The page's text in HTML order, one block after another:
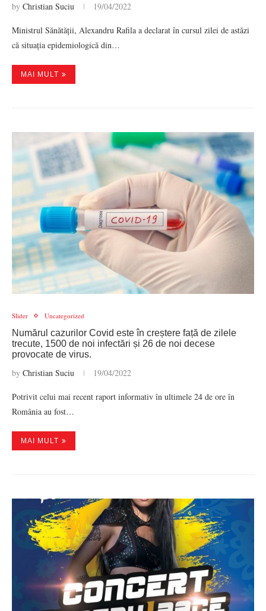
by Christian Suciu 19/04/2022
Ministrul Sănătății, Alexandru Rafila a declarat în cursul zilei de astăzi
că situația epidemiologică din…
MAI MULT
Slider Uncategorized
Numărul cazurilor Covid este în creștere față de zilele
trecute, 1500 de noi infectări și 26 de noi decese
provocate de virus.
by Christian Suciu 19/04/2022
Potrivit celui mai recent raport informativ în ultimele 24 de ore în
România au fost…
MAI MULT